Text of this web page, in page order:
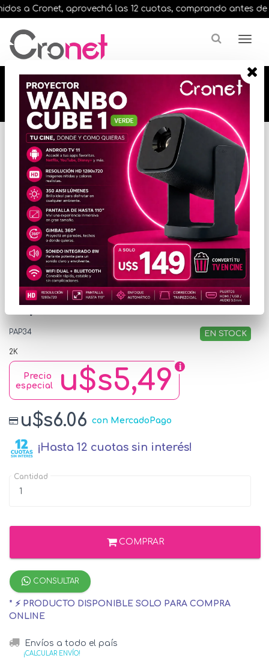
a Cronet, aprovechá las 12 cuotas, comprando antes de
🔥🔥🔥 12 cuotas, en todos nuestros artículos,
comprando antes de las 13 hrs. envíos en el
día 🔥🔥🔥
Inicio IMPRESORAS IMPRESORAS LASER COLOR
* Las imágenes se exhiben con fines ilustrativos.
Papel A4 Natural 75gr
Opaco
PAP34 EN STOCK
2K
u$s5,49
Precio
especial
u$s6.06 con MercadoPago
¡Hasta 12 cuotas sin interés!
Cantidad
COMPRAR
CONSULTAR
* ⚡ PRODUCTO DISPONIBLE SOLO PARA COMPRA
ONLINE
Envíos a todo el país
¡CALCULAR ENVÍO!